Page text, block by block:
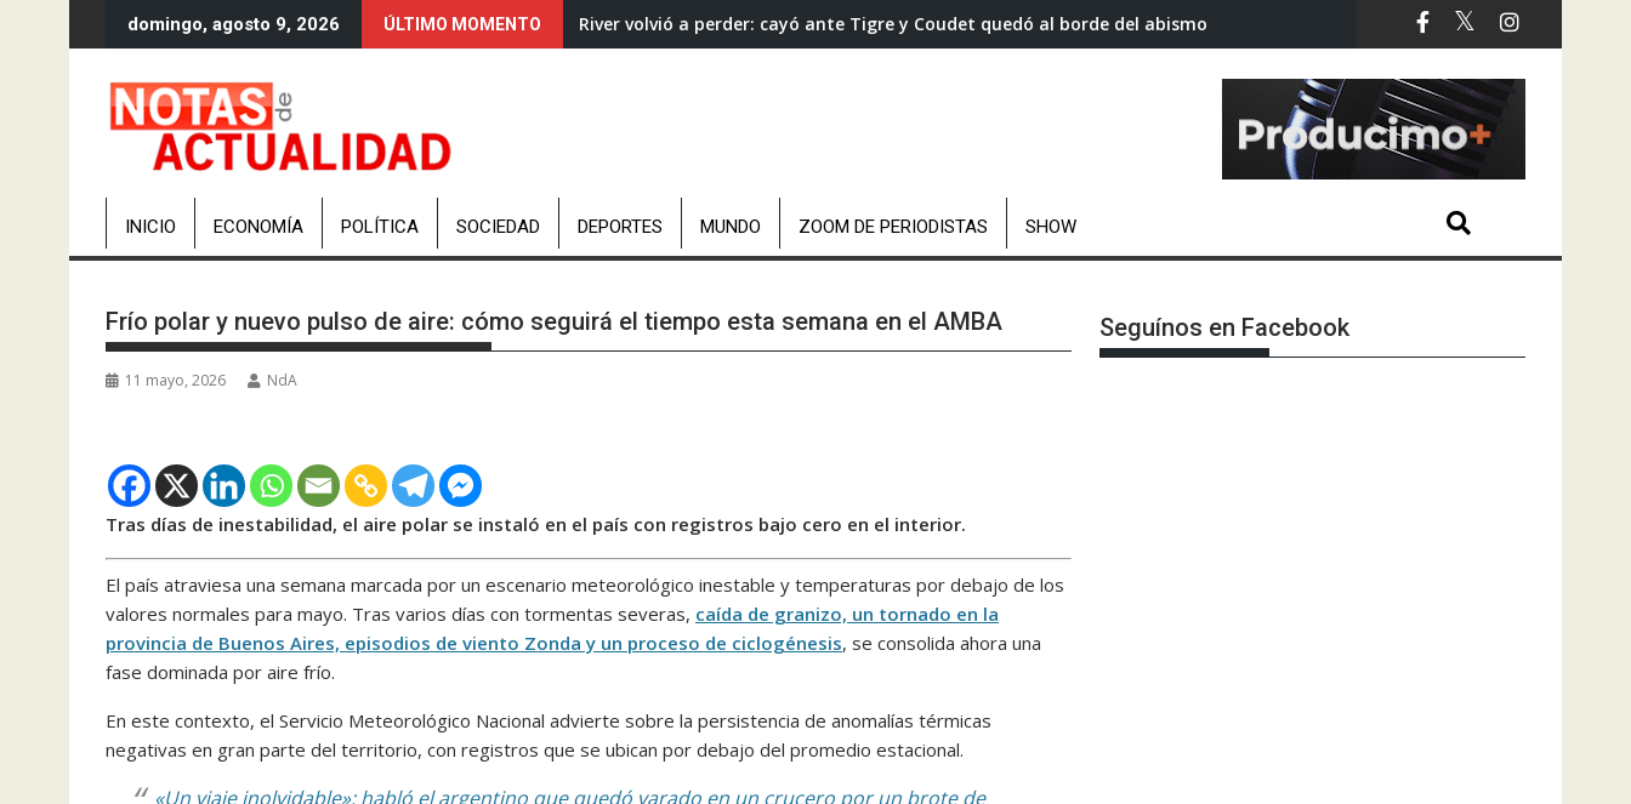
al
domingo, agosto 9, 2026 ÚLTIMO MOMENTO River volvió a perder: cayó ante Tigre y Coudet quedó al borde del abismo
INICIO ECONOMÍA POLÍTICA SOCIEDAD DEPORTES MUNDO ZOOM DE PERIODISTAS SHOW
Frío polar y nuevo pulso de aire: cómo seguirá el tiempo esta semana en el AMBA
11 mayo, 2026 NdA
Tras días de inestabilidad, el aire polar se instaló en el país con registros bajo cero en el interior.
El país atraviesa una semana marcada por un escenario meteorológico inestable y temperaturas por debajo de los
valores normales para mayo. Tras varios días con tormentas severas, caída de granizo, un tornado en la
provincia de Buenos Aires, episodios de viento Zonda y un proceso de ciclogénesis, se consolida ahora una
fase dominada por aire frío.
En este contexto, el Servicio Meteorológico Nacional advierte sobre la persistencia de anomalías térmicas
negativas en gran parte del territorio, con registros que se ubican por debajo del promedio estacional.
«Un viaje inolvidable»: habló el argentino que quedó varado en un crucero por un brote de
Seguínos en Facebook